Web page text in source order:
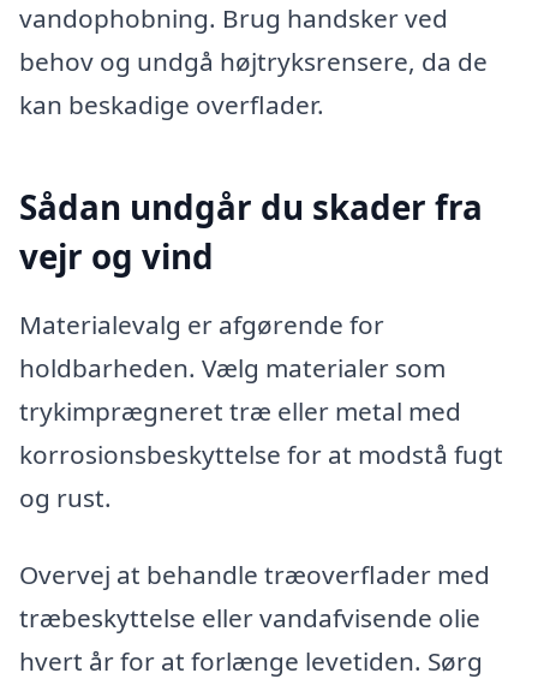
vandophobning. Brug handsker ved
behov og undgå højtryksrensere, da de
kan beskadige overflader.
Sådan undgår du skader fra
vejr og vind
Materialevalg er afgørende for
holdbarheden. Vælg materialer som
trykimprægneret træ eller metal med
korrosionsbeskyttelse for at modstå fugt
og rust.
Overvej at behandle træoverflader med
træbeskyttelse eller vandafvisende olie
hvert år for at forlænge levetiden. Sørg